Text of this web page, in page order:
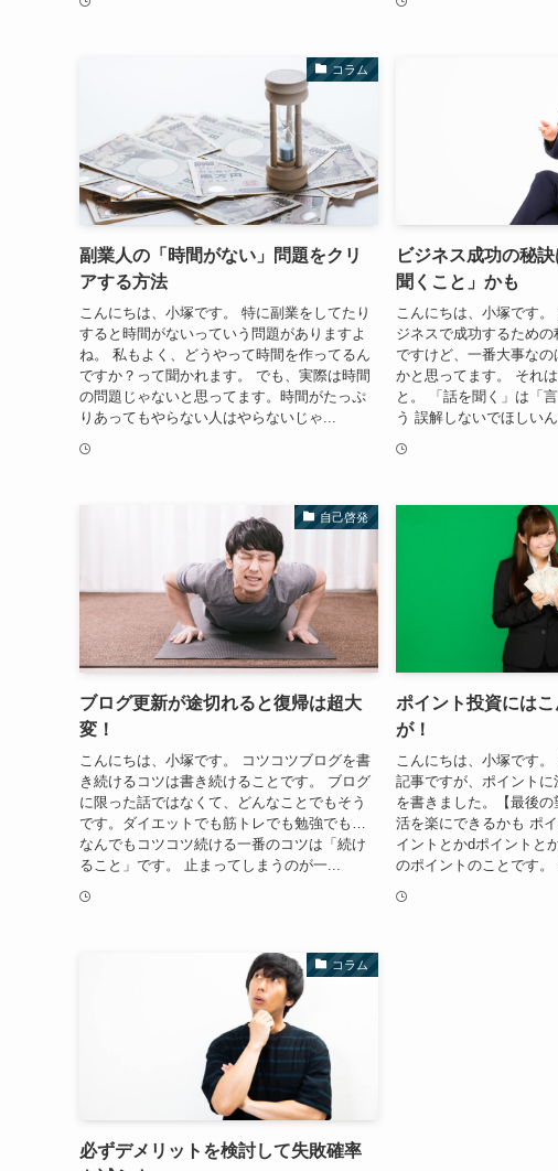
コラム
副業人の「時間がない」問題をクリ
アする方法
こんにちは、小塚です。 特に副業をしてたり
すると時間がないっていう問題がありますよ
ね。 私もよく、どうやって時間を作ってるん
ですか？って聞かれます。 でも、実際は時間
の問題じゃないと思ってます。時間がたっぷ
りあってもやらない人はやらないじゃ...
ビジネス成功の秘
聞くこと」かも
こんにちは、小塚です
ジネスで成功するため
ですけど、一番大事な
かと思ってます。 それ
と。 「話を聞く」は「
う 誤解しないでほしい
自己啓発
ブログ更新が途切れると復帰は超大
変！
こんにちは、小塚です。 コツコツブログを書
き続けるコツは書き続けることです。 ブログ
に限った話ではなくて、どんなことでもそう
です。ダイエットでも筋トレでも勉強でも…
なんでもコツコツ続ける一番のコツは「続け
ること」です。 止まってしまうのが一...
ポイント投資には
が！
こんにちは、小塚です
記事ですが、ポイント
を書きました。【最後
活を楽にできるかも ポ
イントとかdポイントと
のポイントのことです
コラム
必ずデメリットを検討して失敗確率